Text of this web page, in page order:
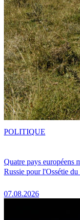
Quatre pays européens
Russie pour l'Ossétie du
07.08.2026
POLITIQUE